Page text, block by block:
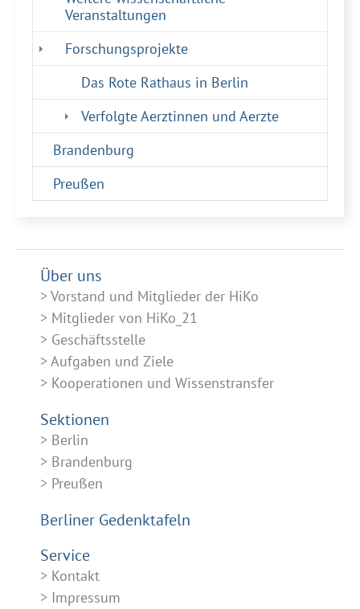
Veranstaltungen
Forschungsprojekte
Das Rote Rathaus in Berlin
Verfolgte Aerztinnen und Aerzte(current)
Brandenburg
Preußen
Über uns
Vorstand und Mitglieder der HiKo
Mitglieder von HiKo_21
Geschäftsstelle
Aufgaben und Ziele
Kooperationen und Wissenstransfer
Sektionen
Berlin
Brandenburg
Preußen
Berliner Gedenktafeln
Service
Kontakt
Impressum